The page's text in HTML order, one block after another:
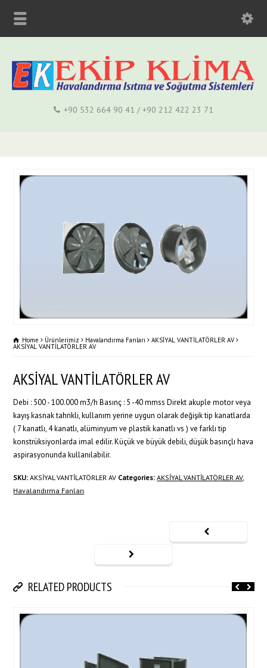
+90 532 664 90 41 / +90 212 422 23 71
Home Ürünlerimiz Havalandırma Fanları AKSİYAL VANTİLATÖRLER AV
AKSİYAL VANTİLATÖRLER AV
AKSİYAL VANTİLATÖRLER AV
Debi : 500 - 100.000 m3/h Basınç : 5 -40 mmss Direkt akuple motor veya
kayış kasnak tahrikli, kullanım yerine uygun olarak değişik tip kanatlarda
( 7 kanatlı, 4 kanatlı, alüminyum ve plastik kanatlı vs ) ve farklı tip
konstrüksiyonlarda imal edilir. Küçük ve büyük debili, düşük basınçlı hava
aspirasyonunda kullanılabilir.
SKU: AKSİYAL VANTİLATÖRLER AV Categories: AKSİYAL VANTİLATÖRLER AV,
Havalandırma Fanları
RELATED PRODUCTS